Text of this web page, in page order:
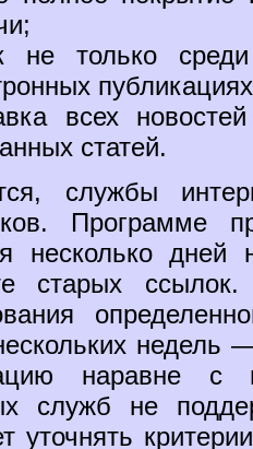
не только
всех
статей.
службы
Программе
несколько
старых
недель
наравне с
служб не
уточнять